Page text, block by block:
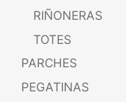
RIÑONERAS
TOTES
PARCHES
PEGATINAS